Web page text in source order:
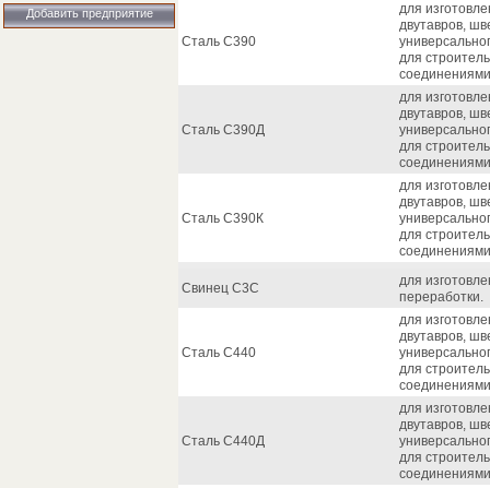
Добавить предприятие
Сталь С390
для
двутавров,
для
Сталь С390Д
для
двутавров,
для
Сталь С390К
для
двутавров,
для
Свинец С3С
для
переработки.
Сталь С440
для
двутавров,
для
Сталь С440Д
для
двутавров,
для